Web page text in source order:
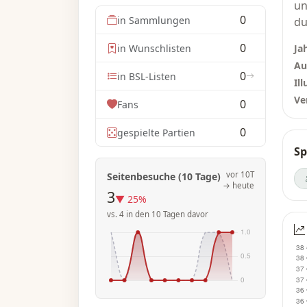
in Sammlungen 0
in Wunschlisten 0
in BSL-Listen 0
Fans 0
gespielte Partien 0
Seitenbesuche (10 Tage)
3▼ 25%
vs. 4 in den 10 Tagen davor
vor 10T
→ heute